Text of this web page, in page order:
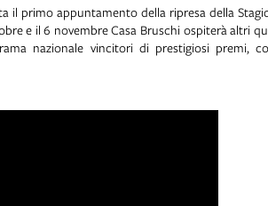
il primo appuntamento della ripresa della
e il 6 novembre Casa Bruschi ospiterà altri
nazionale vincitori di prestigiosi premi,